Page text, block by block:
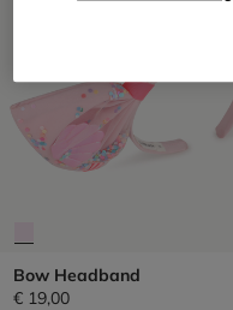
Bow Headband
€ 19,00